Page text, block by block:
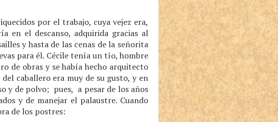
por el trabajo, cuya vejez era,
en el descanso, adquirida gracias al
y hasta de las cenas de la señorita
para él. Cécile tenía un tío, hombre
de obras y se había hecho arquitecto
caballero era muy de su gusto, y en
y de polvo; pues, a pesar de los años
y de manejar el palaustre. Cuando
de los postres: